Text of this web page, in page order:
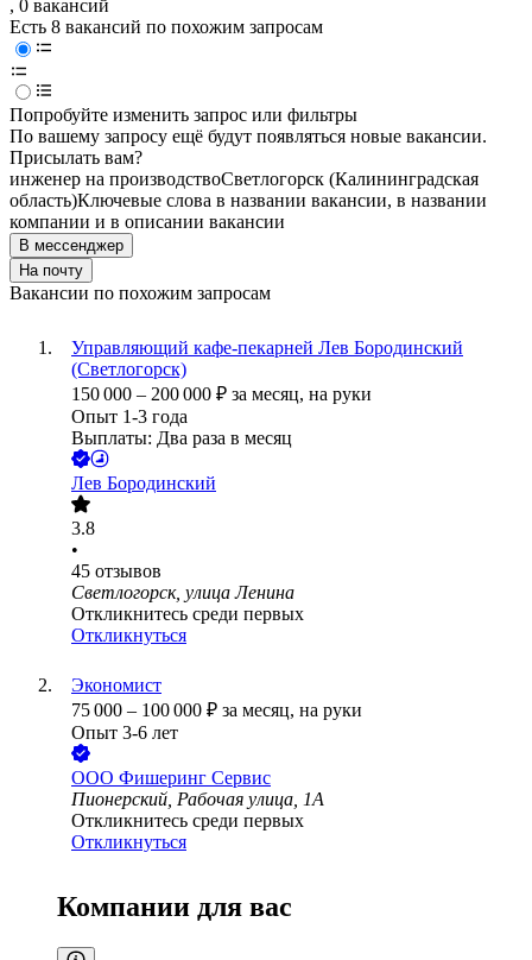
, 0 вакансий
Есть 8 вакансий по похожим запросам
Попробуйте изменить запрос или фильтры
По вашему запросу ещё будут появляться новые вакансии.
Присылать вам?
инженер на производствоСветлогорск (Калининградская
область)Ключевые слова в названии вакансии, в названии
компании и в описании вакансии
В мессенджер
На почту
Вакансии по похожим запросам
Управляющий кафе-пекарней Лев Бородинский
(Светлогорск)
150 000 – 200 000 ₽ за месяц, на руки
Опыт 1-3 года
Выплаты: Два раза в месяц
Лев Бородинский
3.8
•
45 отзывов
Светлогорск, улица Ленина
Откликнитесь среди первых
Откликнуться
Экономист
75 000 – 100 000 ₽ за месяц, на руки
Опыт 3-6 лет
ООО Фишеринг Сервис
Пионерский, Рабочая улица, 1А
Откликнитесь среди первых
Откликнуться
Компании для вас